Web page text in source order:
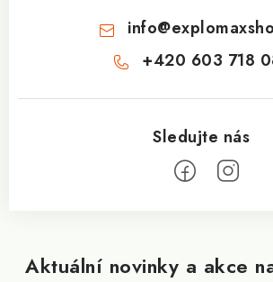
Aktuální novinky a akce
info@
+420 603 718